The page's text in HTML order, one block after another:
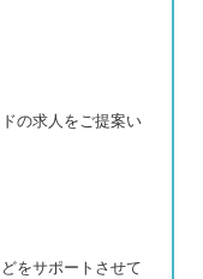
の求人をご提案い
をサポートさせて